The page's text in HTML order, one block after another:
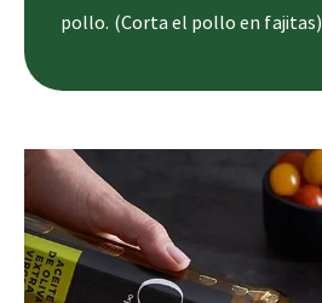
pollo. (Corta el pollo en fajitas)